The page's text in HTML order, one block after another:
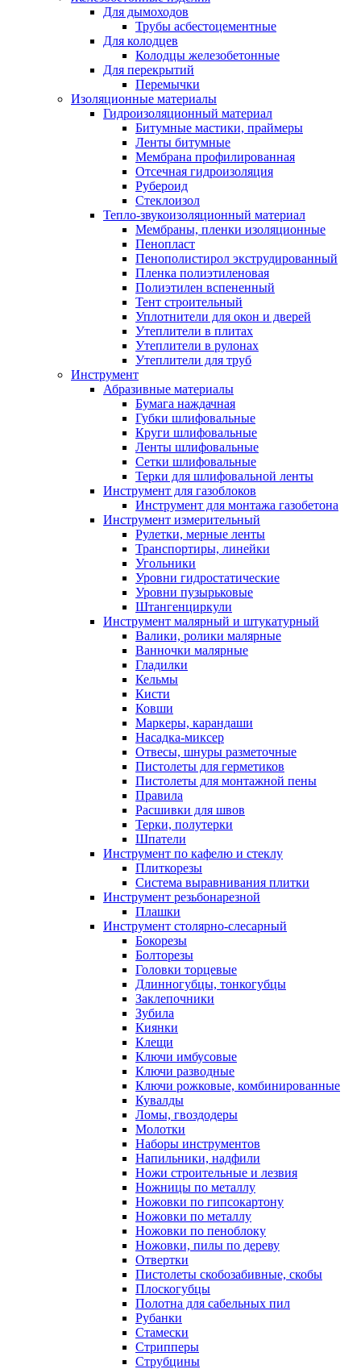
Для дымоходов
Трубы асбестоцементные
Для колодцев
Колодцы железобетонные
Для перекрытий
Перемычки
Изоляционные материалы
Гидроизоляционный материал
Битумные мастики, праймеры
Ленты битумные
Мембрана профилированная
Отсечная гидроизоляция
Рубероид
Стеклоизол
Тепло-звукоизоляционный материал
Мембраны, пленки изоляционные
Пенопласт
Пенополистирол экструдированный
Пленка полиэтиленовая
Полиэтилен вспененный
Тент строительный
Уплотнители для окон и дверей
Утеплители в плитах
Утеплители в рулонах
Утеплители для труб
Инструмент
Абразивные материалы
Бумага наждачная
Губки шлифовальные
Круги шлифовальные
Ленты шлифовальные
Сетки шлифовальные
Терки для шлифовальной ленты
Инструмент для газоблоков
Инструмент для монтажа газобетона
Инструмент измерительный
Рулетки, мерные ленты
Транспортиры, линейки
Угольники
Уровни гидростатические
Уровни пузырьковые
Штангенциркули
Инструмент малярный и штукатурный
Валики, ролики малярные
Ванночки малярные
Гладилки
Кельмы
Кисти
Ковши
Маркеры, карандаши
Насадка-миксер
Отвесы, шнуры разметочные
Пистолеты для герметиков
Пистолеты для монтажной пены
Правила
Расшивки для швов
Терки, полутерки
Шпатели
Инструмент по кафелю и стеклу
Плиткорезы
Система выравнивания плитки
Инструмент резьбонарезной
Плашки
Инструмент столярно-слесарный
Бокорезы
Болторезы
Головки торцевые
Длинногубцы, тонкогубцы
Заклепочники
Зубила
Киянки
Клещи
Ключи имбусовые
Ключи разводные
Ключи рожковые, комбинированные
Кувалды
Ломы, гвоздодеры
Молотки
Наборы инструментов
Напильники, надфили
Ножи строительные и лезвия
Ножницы по металлу
Ножовки по гипсокартону
Ножовки по металлу
Ножовки по пеноблоку
Ножовки, пилы по дереву
Отвертки
Пистолеты скобозабивные, скобы
Плоскогубцы
Полотна для сабельных пил
Рубанки
Стамески
Стрипперы
Струбцины